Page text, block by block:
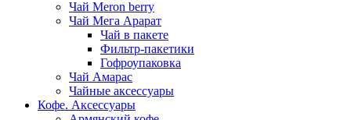
Чай Meron berry
Чай Мега Арарат
Чай в пакете
Фильтр-пакетики
Гофроупаковка
Чай Амарас
Чайные аксессуары
Кофе. Аксессуары